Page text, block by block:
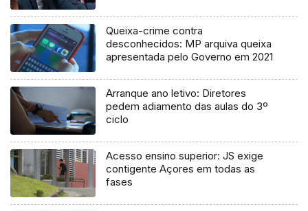
Queixa-crime contra
desconhecidos: MP arquiva queixa
apresentada pelo Governo em 2021
Arranque ano letivo: Diretores
pedem adiamento das aulas do 3º
ciclo
Acesso ensino superior: JS exige
contigente Açores em todas as
fases